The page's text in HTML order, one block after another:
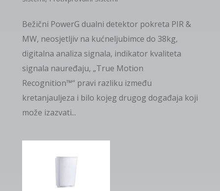
Bežični PowerG dualni detektor pokreta PIR &
MW, neosjetljiv na kućneljubimce do 38kg,
digitalna analiza signala, indikator kvaliteta
signala nauređaju, „True Motion
Recognition™“ pravi razliku između
kretanjauljeza i bilo kojeg drugog događaja koji
može izazvati...